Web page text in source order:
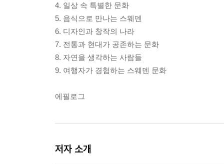
4. 일상 속 특별한 문화
5. 음식으로 만나는 스웨덴
6. 디자인과 창작의 나라
7. 전통과 현대가 공존하는 문화
8. 자연을 생각하는 사람들
9. 여행자가 경험하는 스웨덴 문화
에필로그
저자 소개